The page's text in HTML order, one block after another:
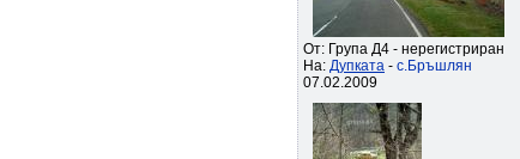
От: Група Д4 - нерегистриран
На: Дупката - с.Бръшлян
07.02.2009